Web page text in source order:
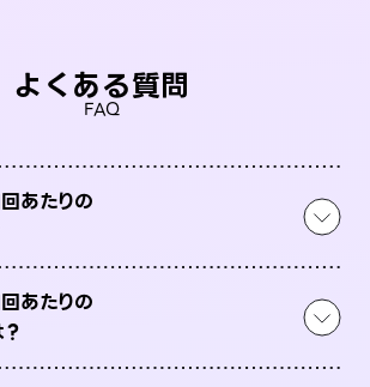
よくある質問
FAQ
あたりの
あたりの